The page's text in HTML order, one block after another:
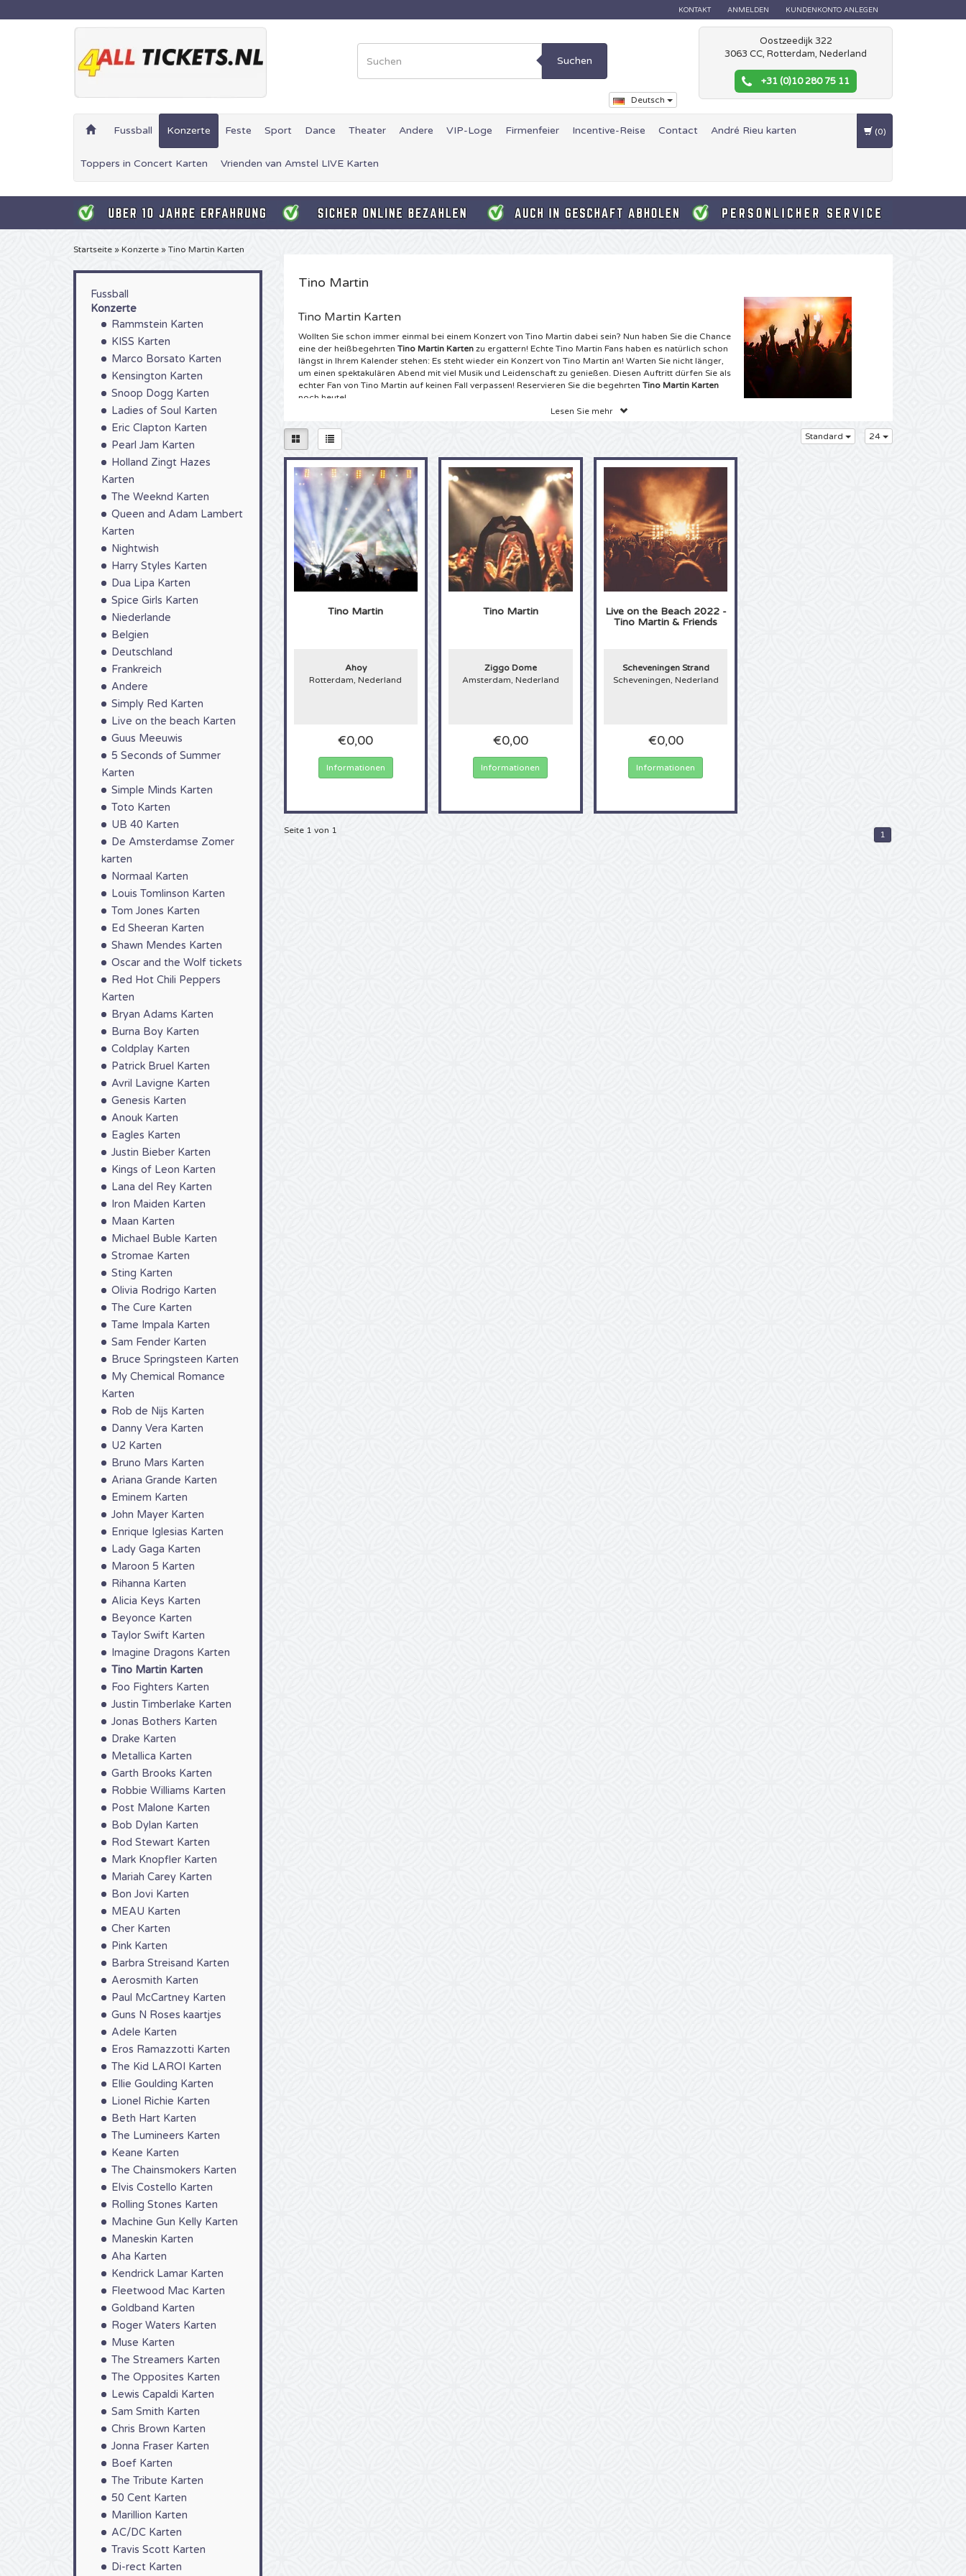
KONTAKT ANMELDEN KUNDENKONTO ANLEGEN
Suchen
Deutsch
Oostzeedijk 322
3063 CC, Rotterdam, Nederland
+31 (0)10 280 75 11
Fussball Konzerte Feste Sport Dance Theater Andere VIP-Loge Firmenfeier Incentive-Reise Contact André Rieu karten
Toppers in Concert Karten Vrienden van Amstel LIVE Karten
(0)
Startseite » Konzerte » Tino Martin Karten
Fussball
Konzerte
Rammstein Karten
KISS Karten
Marco Borsato Karten
Kensington Karten
Snoop Dogg Karten
Ladies of Soul Karten
Eric Clapton Karten
Pearl Jam Karten
Holland Zingt Hazes
Karten
The Weeknd Karten
Queen and Adam Lambert
Karten
Nightwish
Harry Styles Karten
Dua Lipa Karten
Spice Girls Karten
Niederlande
Belgien
Deutschland
Frankreich
Andere
Simply Red Karten
Live on the beach Karten
Guus Meeuwis
5 Seconds of Summer
Karten
Simple Minds Karten
Toto Karten
UB 40 Karten
De Amsterdamse Zomer
karten
Normaal Karten
Louis Tomlinson Karten
Tom Jones Karten
Ed Sheeran Karten
Shawn Mendes Karten
Oscar and the Wolf tickets
Red Hot Chili Peppers
Karten
Bryan Adams Karten
Burna Boy Karten
Coldplay Karten
Patrick Bruel Karten
Avril Lavigne Karten
Genesis Karten
Anouk Karten
Eagles Karten
Justin Bieber Karten
Kings of Leon Karten
Lana del Rey Karten
Iron Maiden Karten
Maan Karten
Michael Buble Karten
Stromae Karten
Sting Karten
Olivia Rodrigo Karten
The Cure Karten
Tame Impala Karten
Sam Fender Karten
Bruce Springsteen Karten
My Chemical Romance
Karten
Rob de Nijs Karten
Danny Vera Karten
U2 Karten
Bruno Mars Karten
Ariana Grande Karten
Eminem Karten
John Mayer Karten
Enrique Iglesias Karten
Lady Gaga Karten
Maroon 5 Karten
Rihanna Karten
Alicia Keys Karten
Beyonce Karten
Taylor Swift Karten
Imagine Dragons Karten
Tino Martin Karten
Foo Fighters Karten
Justin Timberlake Karten
Jonas Bothers Karten
Drake Karten
Metallica Karten
Garth Brooks Karten
Robbie Williams Karten
Post Malone Karten
Bob Dylan Karten
Rod Stewart Karten
Mark Knopfler Karten
Mariah Carey Karten
Bon Jovi Karten
MEAU Karten
Cher Karten
Pink Karten
Barbra Streisand Karten
Aerosmith Karten
Paul McCartney Karten
Guns N Roses kaartjes
Adele Karten
Eros Ramazzotti Karten
The Kid LAROI Karten
Ellie Goulding Karten
Lionel Richie Karten
Beth Hart Karten
The Lumineers Karten
Keane Karten
The Chainsmokers Karten
Elvis Costello Karten
Rolling Stones Karten
Machine Gun Kelly Karten
Maneskin Karten
Aha Karten
Kendrick Lamar Karten
Fleetwood Mac Karten
Goldband Karten
Roger Waters Karten
Muse Karten
The Streamers Karten
The Opposites Karten
Lewis Capaldi Karten
Sam Smith Karten
Chris Brown Karten
Jonna Fraser Karten
Boef Karten
The Tribute Karten
50 Cent Karten
Marillion Karten
AC/DC Karten
Travis Scott Karten
Di-rect Karten
Tino Martin
Tino Martin Karten
Wollten Sie schon immer einmal bei einem Konzert von Tino Martin dabei sein? Nun haben Sie die Chance
eine der heißbegehrten Tino Martin Kartenzu ergattern! Echte Tino Martin Fans haben es natürlich schon
längst in Ihrem Kalender stehen: Es steht wieder ein Konzert von Tino Martin an! Warten Sie nicht länger,
um einen spektakulären Abend mit viel Musik und Leidenschaft zu genießen. Diesen Auftritt dürfen Sie als
echter Fan von Tino Martin auf keinen Fall verpassen! Reservieren Sie die begehrten Tino Martin Karten
noch heute!
Sie haben DIE Website für Eintrittskarten im Internet gefunden! Für die besten Tino Martin Karten sind Sie
bei 4Alltickets an der richtigen Adresse. Echte Tino Martin Fans können die nächsten Konzerte kaum
abwarten. Wir haben gute Neuigkeiten für Sie! Es sind wieder Konzerte von Tino Martin geplant! Sie
können jetzt eins dieser Tino Martin Konzerte besuchen. Wählen Sie aus unserem breiten Angebot die
gewünschten Tino Martin Tickets aus und bestellen Sie bequem online. Sie wollten schon immer mal live
die bekannten Melodien von Tino Martin mitsingen? Jetzt ist Ihre Chance! Mit den Tino Martin Tickets von
4Alltickets können Sie direkt schon anfangen zu üben, denn bei uns bestellen Sie sicher und einfach direkt
von Zuhause aus. Im Handumdrehen bekommen Sie Ihre gewünschten Tickets dann per Express-
Zustellung nach Hause geliefert. Warten Sie nicht länger, sondern bestellen Sie jetzt IhreTino Martin
Ticketsbeim Ticketspezialist 4Alltickets!
Karten Tino Martin Konzert
komplette CD Collection im Schrank und ganz sicher können Sie jedes Lied mitsingen. Dachten wir es uns
doch, wir haben es hier mit einem echten Fan von Tino Martin zu tun! Ist es schon immer Ihr Traum
sind immer sehr begehrt und meist sehr schnell ausverkauft. 4Alltickets macht es Ihnen leicht:
Sie brauchen nicht mehr lange für Tino Martin Tickets anzustehen, Sie haben keine zusätzlichen
Lesen Sie mehr
Standard 24
Tino Martin
Ahoy
Rotterdam, Nederland
€0,00
Informationen
Tino Martin
Ziggo Dome
Amsterdam, Nederland
€0,00
Informationen
Live on the Beach 2022 -
Tino Martin & Friends
Scheveningen Strand
Scheveningen, Nederland
€0,00
Informationen
Seite 1 von 1 1